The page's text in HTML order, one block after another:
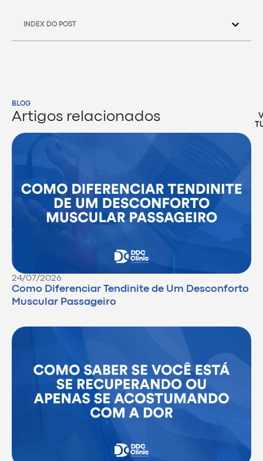
INDEX DO POST
BLOG
Artigos relacionados
24/07/2026
Como Diferenciar Tendinite de Um Desconforto
Muscular Passageiro